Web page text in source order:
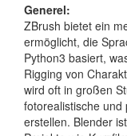
Generel:
ZBrush bietet ein
ermöglicht, die
Python3 basiert,
Rigging von
wird oft in großen
fotorealistische und
erstellen. Blender